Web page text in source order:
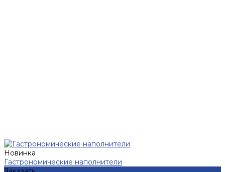
Новинка
Гастрономические наполнители